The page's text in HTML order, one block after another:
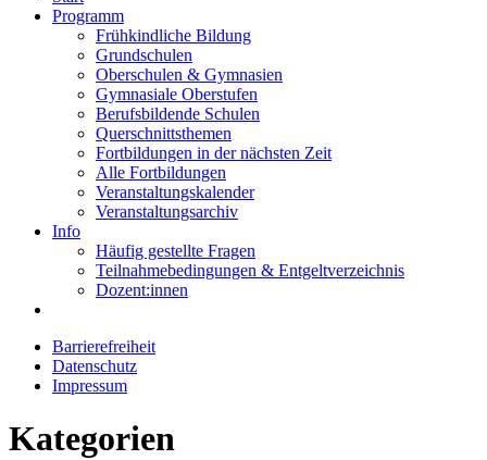
Programm
Frühkindliche Bildung
Grundschulen
Oberschulen & Gymnasien
Gymnasiale Oberstufen
Berufsbildende Schulen
Querschnittsthemen
Fortbildungen in der nächsten Zeit
Alle Fortbildungen
Veranstaltungskalender
Veranstaltungsarchiv
Info
Häufig gestellte Fragen
Teilnahmebedingungen & Entgeltverzeichnis
Dozent:innen
Barrierefreiheit
Datenschutz
Impressum
Kategorien